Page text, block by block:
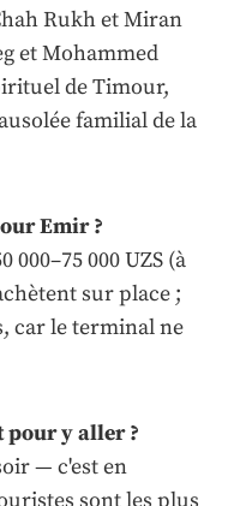
Rukh et Miran
et Mohammed
de Timour,
familial de la
Emir ?
000 UZS (à
sur place ;
car le terminal ne
pour y aller ?
— c'est en